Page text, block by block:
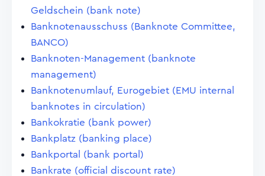
Geldschein (bank note)
Banknotenausschuss (Banknote Committee,
BANCO)
Banknoten-Management (banknote
management)
Banknotenumlauf, Eurogebiet (EMU internal
banknotes in circulation)
Bankokratie (bank power)
Bankplatz (banking place)
Bankportal (bank portal)
Bankrate (official discount rate)